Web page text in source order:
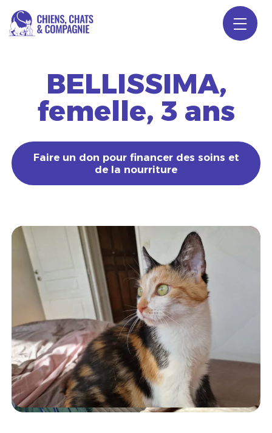
contenu
L'association
Nos chats à l'adoption
Faire un don
Conseils
BELLISSIMA,
femelle, 3 ans
Faire un don pour financer des soins et
de la nourriture